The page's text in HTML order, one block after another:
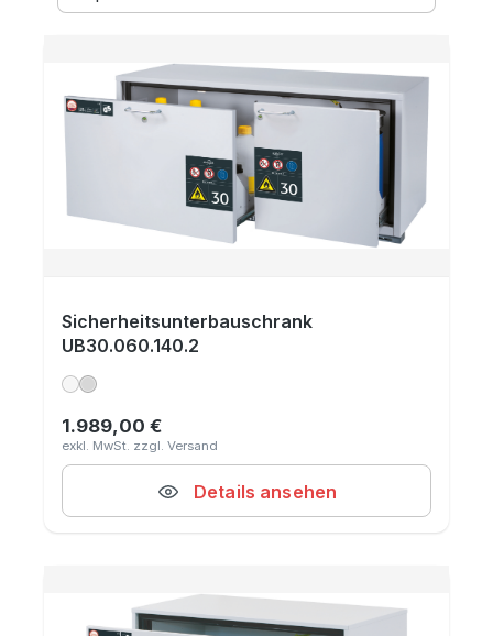
Sicherheitsunterbauschrank
UB30.060.140.2
Regulärer Preis:
1.989,00 €
Details ansehen